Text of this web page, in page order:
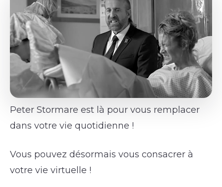
Peter Stormare est là pour vous remplacer
dans votre vie quotidienne !
Vous pouvez désormais vous consacrer à
votre vie virtuelle !